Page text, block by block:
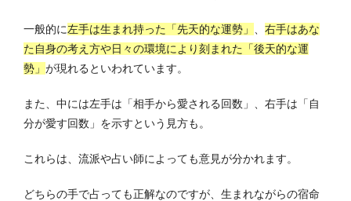
一般的に左手は生まれ持った「先天的な運勢」
右手はあな
た自身の考え方や日々の環境により刻まれた「後天的な運
勢」 が現れるといわれています。
また、中には左手は「相手から愛される回数」、右手は「自
分が愛す回数」を示すという見方も。
これらは、流派や占い師によっても意見が分かれます。
どちらの手で占っても正解なのですが、生まれながらの宿命